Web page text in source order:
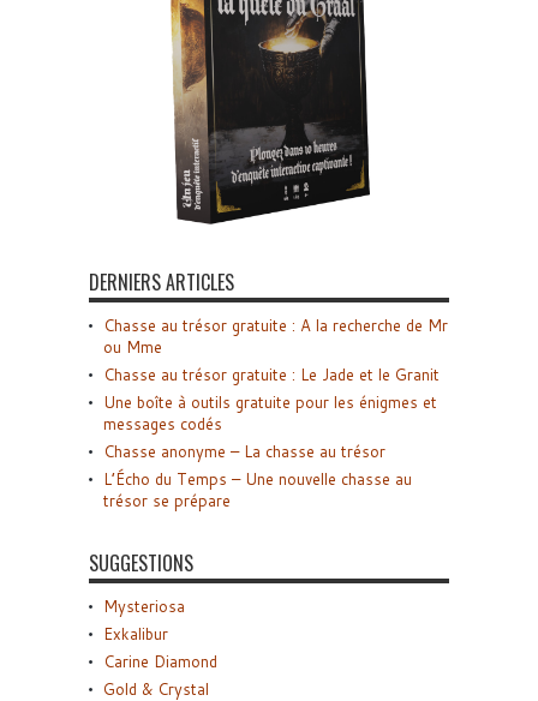
DERNIERS ARTICLES
Chasse au trésor gratuite : A la recherche de Mr
ou Mme
Chasse au trésor gratuite : Le Jade et le Granit
Une boîte à outils gratuite pour les énigmes et
messages codés
Chasse anonyme – La chasse au trésor
L’Écho du Temps – Une nouvelle chasse au
trésor se prépare
SUGGESTIONS
Mysteriosa
Exkalibur
Carine Diamond
Gold & Crystal